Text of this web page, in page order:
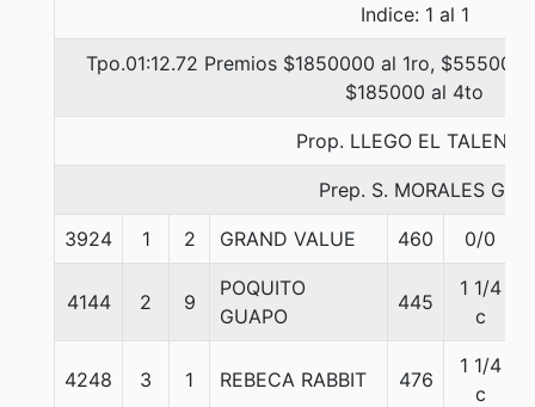
Indice: 1 al 1
Tpo.01:12.72 Premios $1850000 al 1ro,
$185000 al 4to
Prop. LLEGO EL TALENTO
Prep. S. MORALES G.
3924 1 2 GRAND VALUE 460 0/0
4144 2 9
POQUITO
GUAPO
445
1 1/4
c
4248 3 1 REBECA RABBIT 476
1 1/4
c